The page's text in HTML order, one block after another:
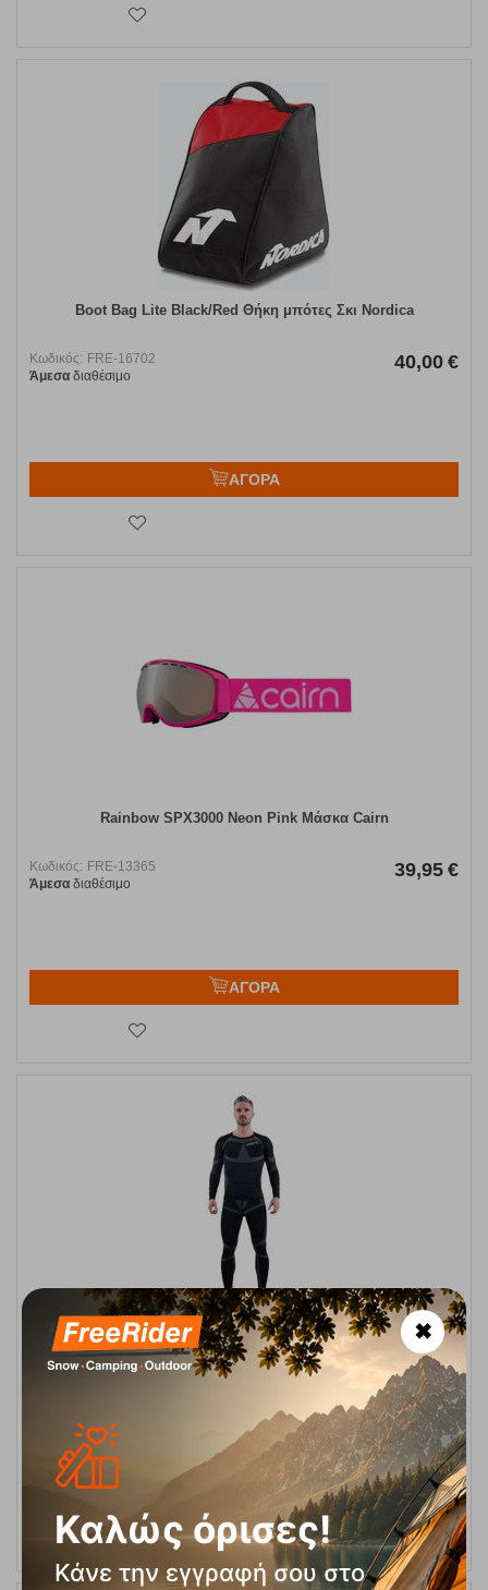
Boot Bag Lite Black/Red Θήκη μπότες Σκι Nordica
Κωδικός: FRE-16702
Άμεσα διαθέσιμο
40,00 €
ΑΓΟΡΑ
Rainbow SPX3000 Neon Pink Μάσκα Cairn
Κωδικός: FRE-13365
Άμεσα διαθέσιμο
39,95 €
ΑΓΟΡΑ
113022 Black Unisex Σετ Ισοθερμικών GTS
Κωδικός:
FRE-17449
49,99 €
Μέγεθος:
XS-S
L-XL
ΕΠΙΛΟΓΕΣ
✖
Καλώς όρισες!
Κάνε την εγγραφή σου στο